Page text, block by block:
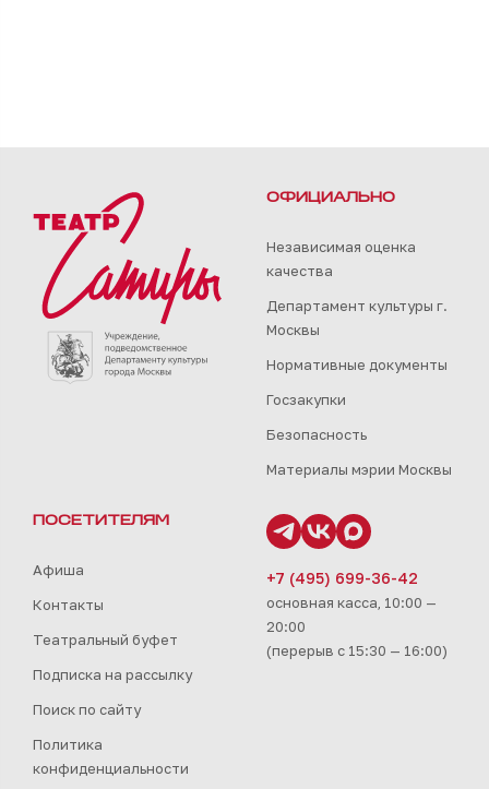
ОФИЦИАЛЬНО
Независимая оценка
качества
Департамент культуры г.
Москвы
Нормативные документы
Госзакупки
Безопасность
Материалы мэрии Москвы
ПОСЕТИТЕЛЯМ
Афиша
Контакты
Театральный буфет
Подписка на рассылку
Поиск по сайту
Политика
конфиденциальности
+7 (495) 699-36-42
основная касса, 10:00 —
20:00
(перерыв с 15:30 — 16:00)